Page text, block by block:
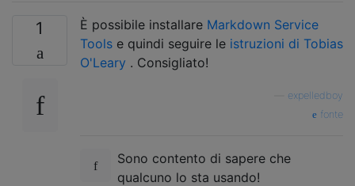
1 È possibile installare Markdown Service
Tools e quindi seguire le istruzioni di Tobias
O'Leary . Consigliato!
expelledboy
fonte
Sono contento di sapere che
qualcuno lo sta usando!